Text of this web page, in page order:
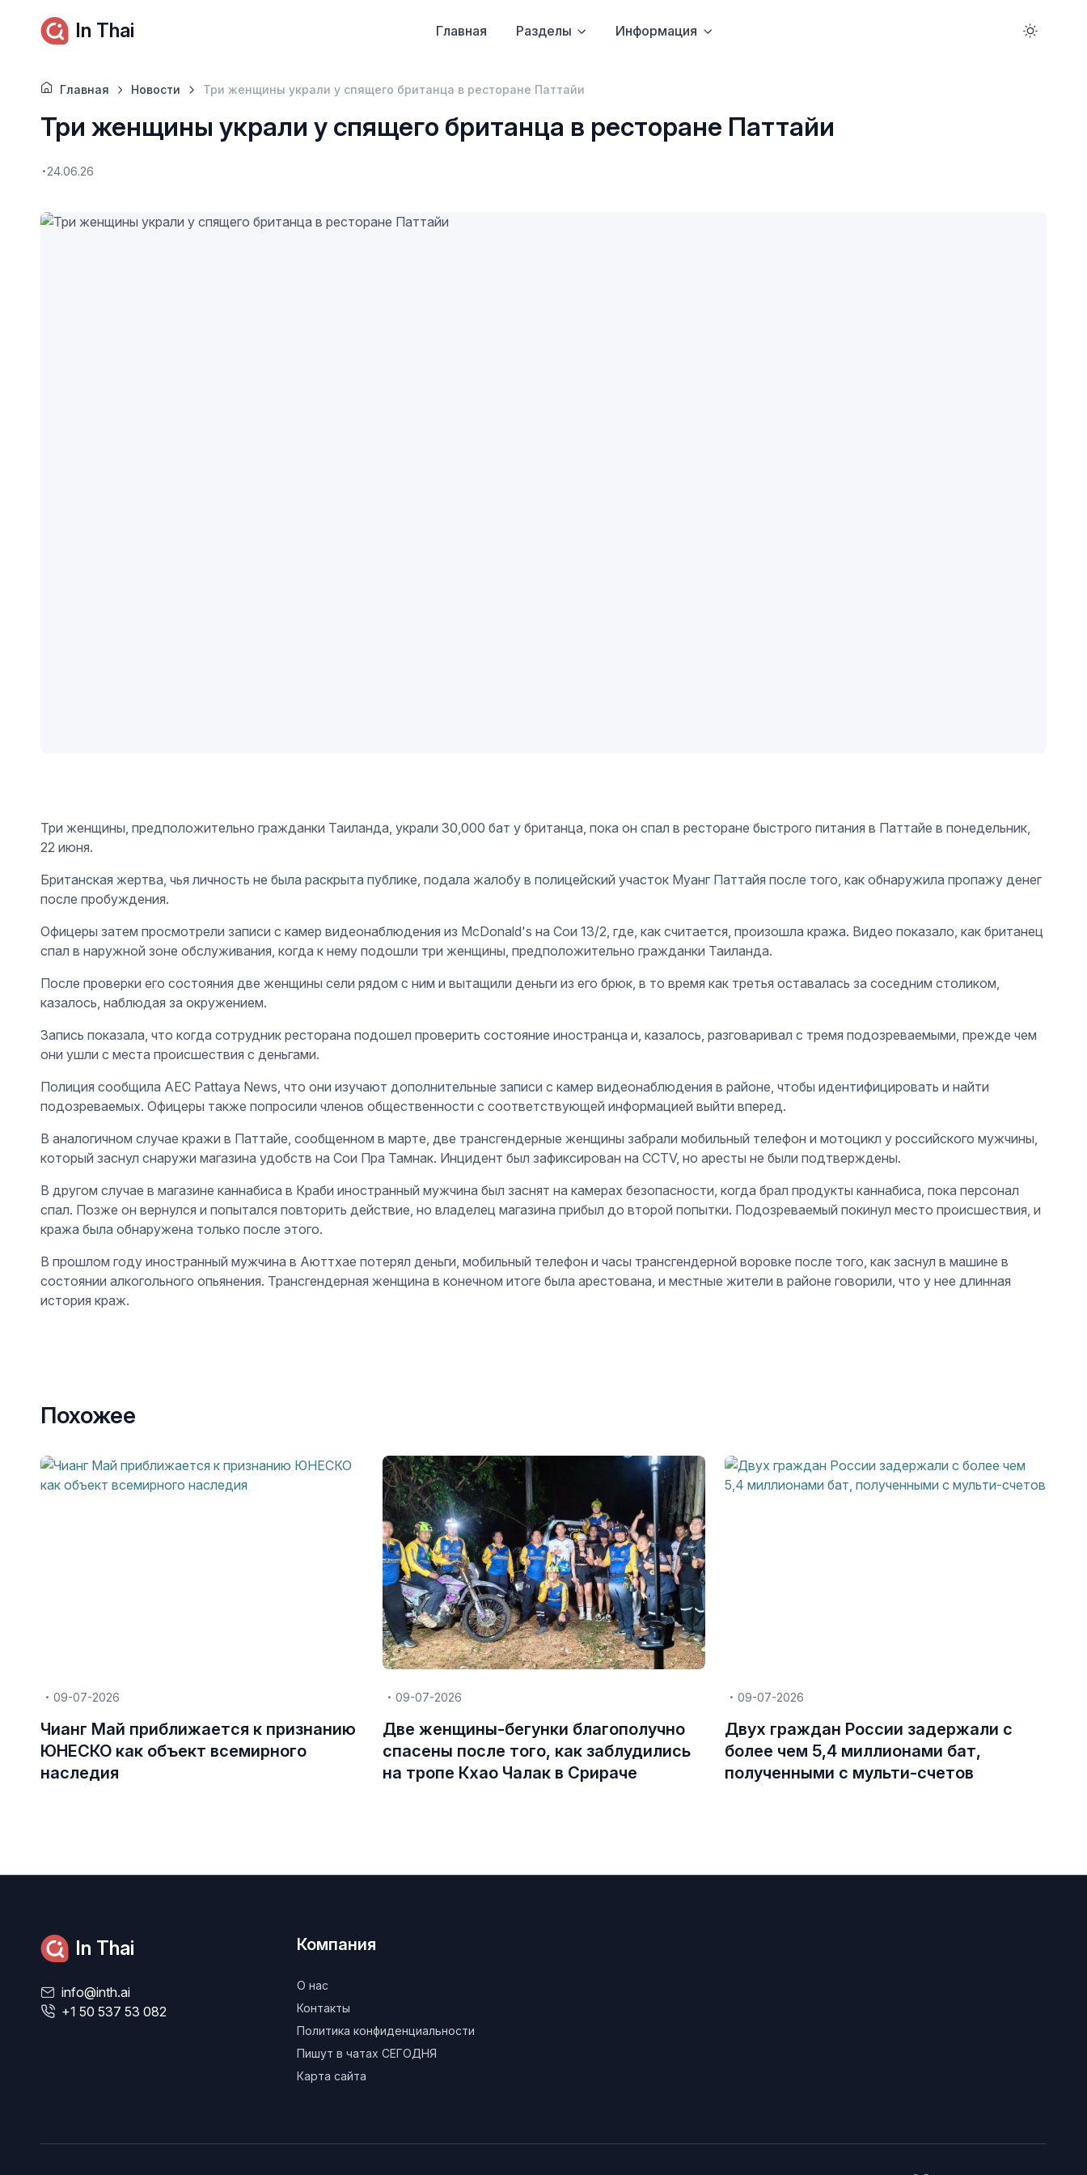
In Thai Главная Разделы Информация
Главная Новости Три женщины украли у спящего британца в ресторане Паттайи
Три женщины украли у спящего британца в ресторане Паттайи
24.06.26
Три женщины, предположительно гражданки Таиланда, украли 30,000 бат у британца, пока он спал в ресторане быстрого питания в Паттайе в понедельник,
22 июня.
Британская жертва, чья личность не была раскрыта публике, подала жалобу в полицейский участок Муанг Паттайя после того, как обнаружила пропажу денег
после пробуждения.
Офицеры затем просмотрели записи с камер видеонаблюдения из McDonald's на Сои 13/2, где, как считается, произошла кража. Видео показало, как британец
спал в наружной зоне обслуживания, когда к нему подошли три женщины, предположительно гражданки Таиланда.
После проверки его состояния две женщины сели рядом с ним и вытащили деньги из его брюк, в то время как третья оставалась за соседним столиком,
казалось, наблюдая за окружением.
Запись показала, что когда сотрудник ресторана подошел проверить состояние иностранца и, казалось, разговаривал с тремя подозреваемыми, прежде чем
они ушли с места происшествия с деньгами.
Полиция сообщила AEC Pattaya News, что они изучают дополнительные записи с камер видеонаблюдения в районе, чтобы идентифицировать и найти
подозреваемых. Офицеры также попросили членов общественности с соответствующей информацией выйти вперед.
В аналогичном случае кражи в Паттайе, сообщенном в марте, две трансгендерные женщины забрали мобильный телефон и мотоцикл у российского мужчины,
который заснул снаружи магазина удобств на Сои Пра Тамнак. Инцидент был зафиксирован на CCTV, но аресты не были подтверждены.
В другом случае в магазине каннабиса в Краби иностранный мужчина был заснят на камерах безопасности, когда брал продукты каннабиса, пока персонал
спал. Позже он вернулся и попытался повторить действие, но владелец магазина прибыл до второй попытки. Подозреваемый покинул место происшествия, и
кража была обнаружена только после этого.
В прошлом году иностранный мужчина в Аюттхае потерял деньги, мобильный телефон и часы трансгендерной воровке после того, как заснул в машине в
состоянии алкогольного опьянения. Трансгендерная женщина в конечном итоге была арестована, и местные жители в районе говорили, что у нее длинная
история краж.
Похожее
09-07-2026
Чианг Май приближается к признанию
ЮНЕСКО как объект всемирного
наследия
09-07-2026
Две женщины-бегунки благополучно
спасены после того, как заблудились
на тропе Кхао Чалак в Срираче
09-07-2026
Двух граждан России задержали с
более чем 5,4 миллионами бат,
полученными с мульти-счетов
In Thai
info@inth.ai
+1 50 537 53 082
Компания
О нас
Контакты
Политика конфиденциальности
Пишут в чатах СЕГОДНЯ
Карта сайта